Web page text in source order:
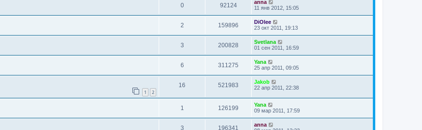
0 92124
anna
11 янв 2012, 15:05
2 159896
DiOlee
23 окт 2011, 19:13
3 200828
Svetlana
01 сен 2011, 16:59
6 311275
Yana
25 апр 2011, 09:05
1 2
16 521983
Jakob
22 апр 2011, 22:38
1 126199
Yana
09 мар 2011, 17:59
3 196341
anna